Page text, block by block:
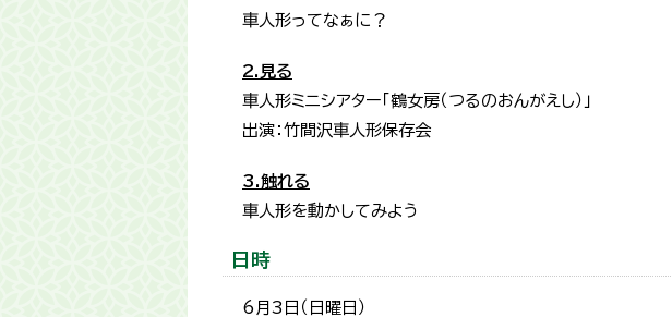
車人形ってなぁに？
2.見る
車人形ミニシアター「鶴女房（つるのおんがえし）」
出演：竹間沢車人形保存会
3.触れる
車人形を動かしてみよう
日時
6月3日（日曜日）